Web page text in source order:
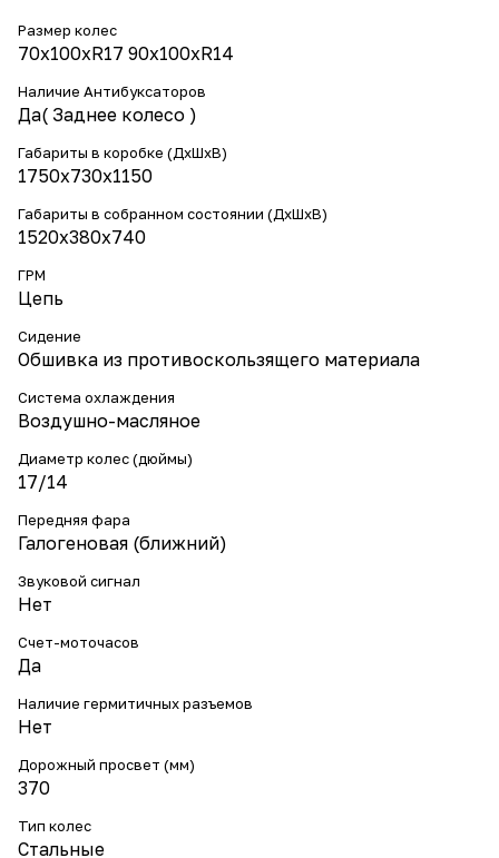
Размер колес
70х100хR17 90х100хR14
Наличие Антибуксаторов
Да( Заднее колесо )
Габариты в коробке (ДхШхВ)
1750x730x1150
Габариты в собранном состоянии (ДхШхВ)
1520х380х740
ГРМ
Цепь
Сидение
Обшивка из противоскользящего материала
Система охлаждения
Воздушно-масляное
Диаметр колес (дюймы)
17/14
Передняя фара
Галогеновая (ближний)
Звуковой сигнал
Нет
Счет-моточасов
Да
Наличие гермитичных разъемов
Нет
Дорожный просвет (мм)
370
Тип колес
Стальные